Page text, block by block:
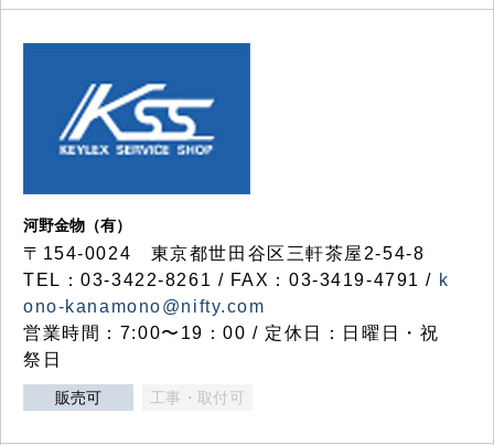
河野金物（有）
〒154-0024 東京都世田谷区三軒茶屋2-54-8
TEL：03-3422-8261 / FAX：03-3419-4791 / k
ono-kanamono@nifty.com
営業時間：7:00〜19：00 / 定休日：日曜日・祝
祭日
販売可 工事・取付可